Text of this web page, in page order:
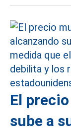
El
sube a